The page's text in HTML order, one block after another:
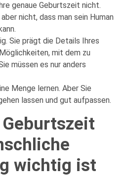
genaue Geburtszeit nicht.
nicht, dass man sein Human
Sie prägt die Details Ihres
mit dem zu
müssen es nur anders
Menge lernen. Aber Sie
lassen und gut aufpassen.
wichtig ist